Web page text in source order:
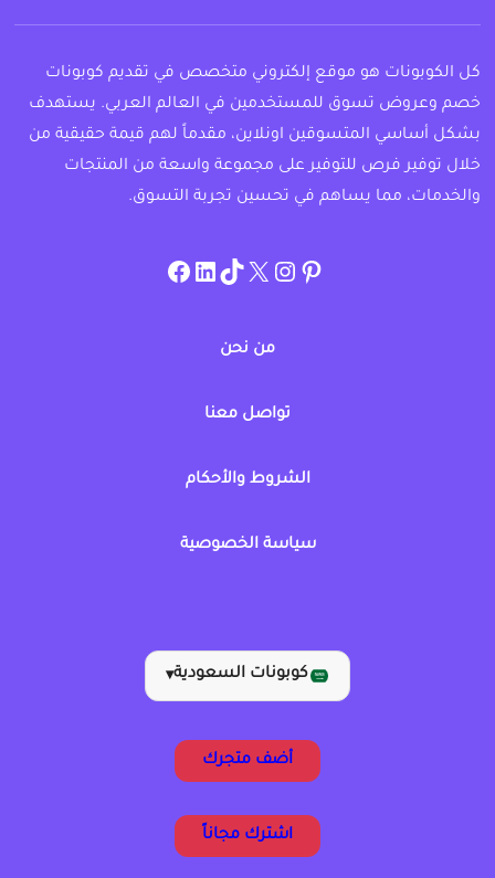
كل الكوبونات هو موقع إلكتروني متخصص في تقديم كوبونات
خصم وعروض تسوق للمستخدمين في العالم العربي. يستهدف
بشكل أساسي المتسوقين اونلاين، مقدماً لهم قيمة حقيقية من
خلال توفير فرص للتوفير على مجموعة واسعة من المنتجات
والخدمات، مما يساهم في تحسين تجربة التسوق.
pinterest
allcouponat
twitter
TikTok
linkedin
facebook
من نحن
تواصل معنا
الشروط والأحكام
سياسة الخصوصية
كوبونات السعودية▾
أضف متجرك
اشترك مجاناً